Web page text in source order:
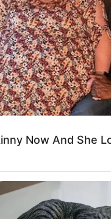
Now And She